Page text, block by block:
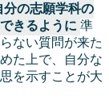
分の志願学科の
きるように 準
ない質問が来た
た上で、自分な
を示すことが大